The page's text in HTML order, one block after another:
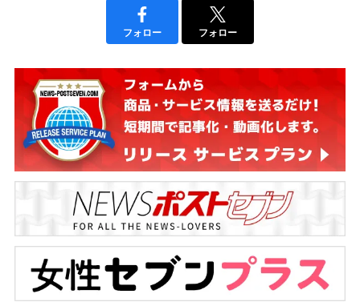
フォロー フォロー